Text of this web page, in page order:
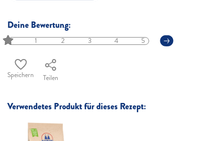
Deine Bewertung:
1 2 3 4 5
Speichern Teilen
Verwendetes Produkt für dieses Rezept: